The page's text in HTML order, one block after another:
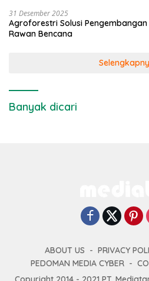
31 Desember 2025
Agroforestri Solusi
Rawan Bencana
Banyak dicari
ABOUT US PRIVACY
PEDOMAN MEDIA CYBER